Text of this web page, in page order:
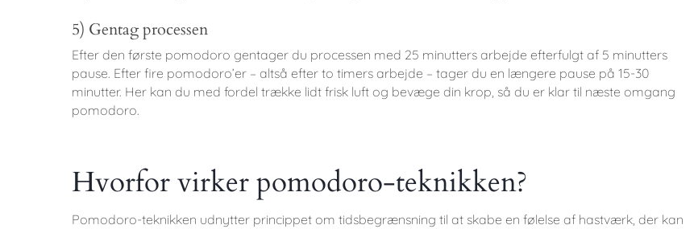
5) Gentag processen
Efter den første pomodoro gentager du processen med 25 minutters arbejde efterfulgt af 5 minutters
pause. Efter fire pomodoro’er – altså efter to timers arbejde – tager du en længere pause på 15-30
minutter. Her kan du med fordel trække lidt frisk luft og bevæge din krop, så du er klar til næste omgang
pomodoro.
Hvorfor virker pomodoro-teknikken?
Pomodoro-teknikken udnytter princippet om tidsbegrænsning til at skabe en følelse af hastværk, der kan